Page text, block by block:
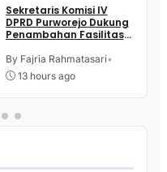
Sekretaris Komisi IV
DPRD Purworejo Dukung
Penambahan Fasilitas
Tjitrowardojo
By Fajria Rahmatasari•
13 hours ago